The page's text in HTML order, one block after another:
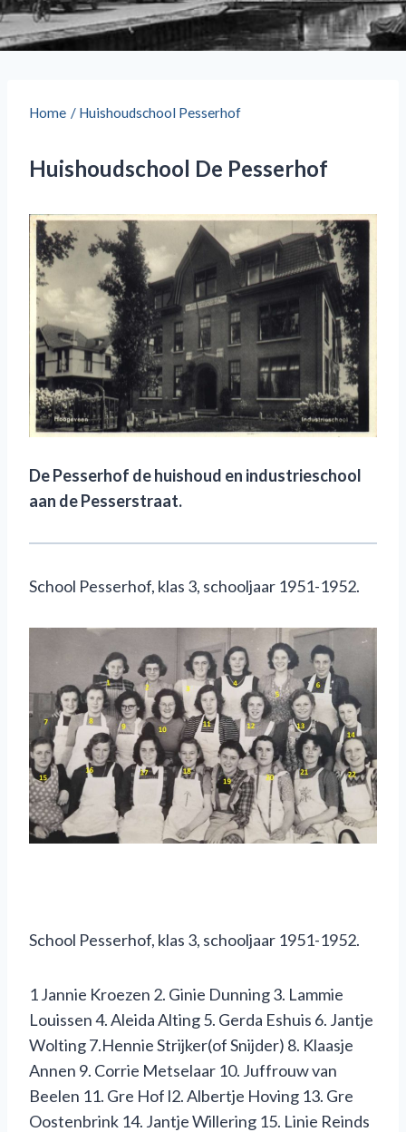
Home / Huishoudschool Pesserhof
Huishoudschool De Pesserhof
De Pesserhof de huishoud en industrieschool
aan de Pesserstraat.
School Pesserhof, klas 3, schooljaar 1951-1952.
School Pesserhof, klas 3, schooljaar 1951-1952.
1 Jannie Kroezen 2. Ginie Dunning 3. Lammie
Louissen 4. Aleida Alting 5. Gerda Eshuis 6. Jantje
Wolting 7.Hennie Strijker(of Snijder) 8. Klaasje
Annen 9. Corrie Metselaar 10. Juffrouw van
Beelen 11. Gre Hof l2. Albertje Hoving 13. Gre
Oostenbrink 14. Jantje Willering 15. Linie Reinds